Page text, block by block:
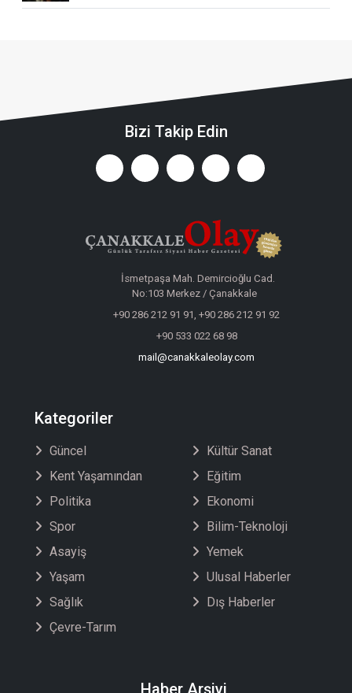
Bizi Takip Edin
İsmetpaşa Mah. Demircioğlu Cad.
No:103 Merkez / Çanakkale
+90 286 212 91 91, +90 286 212 91 92
+90 533 022 68 98
mail@canakkaleolay.com
Kategoriler
Güncel
Kent Yaşamından
Politika
Spor
Asayiş
Yaşam
Sağlık
Çevre-Tarım
Kültür Sanat
Eğitim
Ekonomi
Bilim-Teknoloji
Yemek
Ulusal Haberler
Dış Haberler
Haber Arşivi